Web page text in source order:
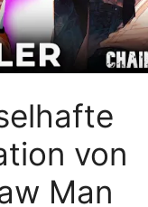
von
Man